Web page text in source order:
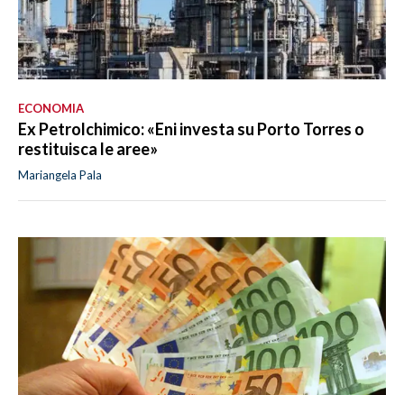
ECONOMIA
Ex Petrolchimico: «Eni investa su Porto Torres o
restituisca le aree»
Mariangela Pala